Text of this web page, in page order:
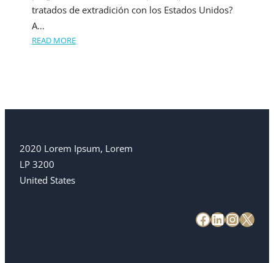
tratados de extradición con los Estados Unidos?
A…
READ MORE
2020 Lorem Ipsum, Lorem
LP 3200
United States